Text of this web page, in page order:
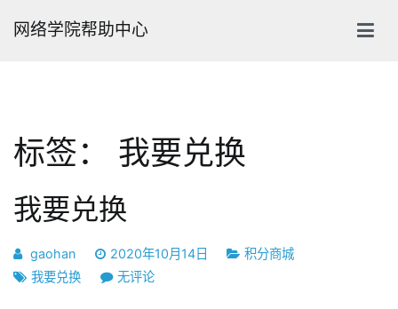
网络学院帮助中心
标签： 我要兑换
我要兑换
gaohan 2020年10月14日
积分商城
我要兑换
我
无评论